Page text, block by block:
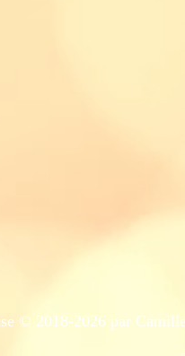
© 2018-2026 par